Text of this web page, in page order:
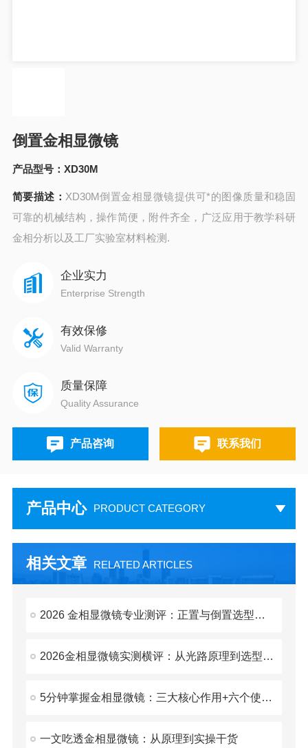
倒置金相显微镜
产品型号： XD30M
简要描述： XD30M倒置金相显微镜提供可*的图像质量和稳固
可靠的机械结构，操作简便，附件齐全，广泛应用于教学科研
金相分析以及工厂实验室材料检测.
企业实力
Enterprise Strength
有效保修
Valid Warranty
质量保障
Quality Assurance
产品咨询 联系我们
产品中心 PRODUCT CATEGORY
相关文章 RELATED ARTICLES
2026 金相显微镜专业测评：正置与倒置选型别再踩坑
2026金相显微镜实测横评：从光路原理到选型逻辑的深度拆解
5分钟掌握金相显微镜：三大核心作用+六个使用要点+四个必懂知识点
一文吃透金相显微镜：从原理到实操干货